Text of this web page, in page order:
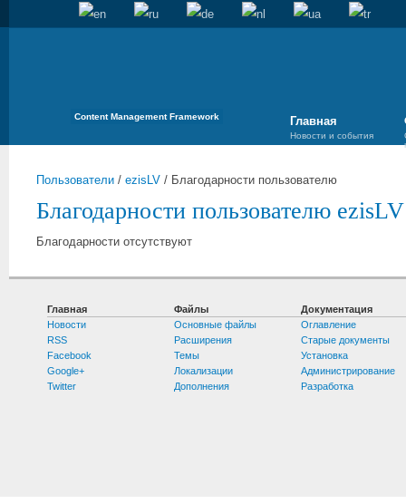
Content Management Framework Главная
Новости и события
Пользователи / ezisLV / Благодарности пользователю
Благодарности пользователю ezisLV
Благодарности отсутствуют
Главная
Новости
RSS
Facebook
Google+
Twitter
Файлы
Основные файлы
Расширения
Темы
Локализации
Дополнения
Документация
Оглавление
Старые документы
Установка
Администрирование
Разработка